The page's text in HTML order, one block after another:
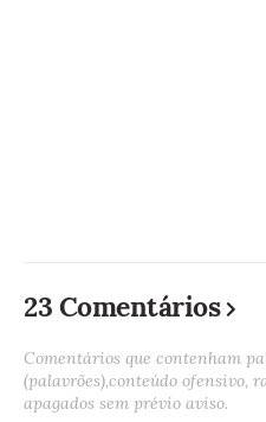
23 Comentários
Comentários que contenham
(palavrões),conteúdo ofensivo,
apagados sem prévio aviso.